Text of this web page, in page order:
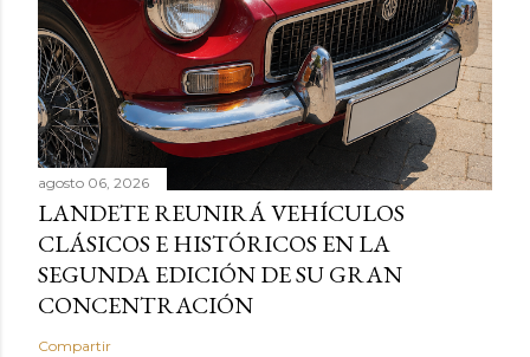
agosto 06, 2026
LANDETE REUNIRÁ VEHÍCULOS
CLÁSICOS E HISTÓRICOS EN LA
SEGUNDA EDICIÓN DE SU GRAN
CONCENTRACIÓN
Compartir